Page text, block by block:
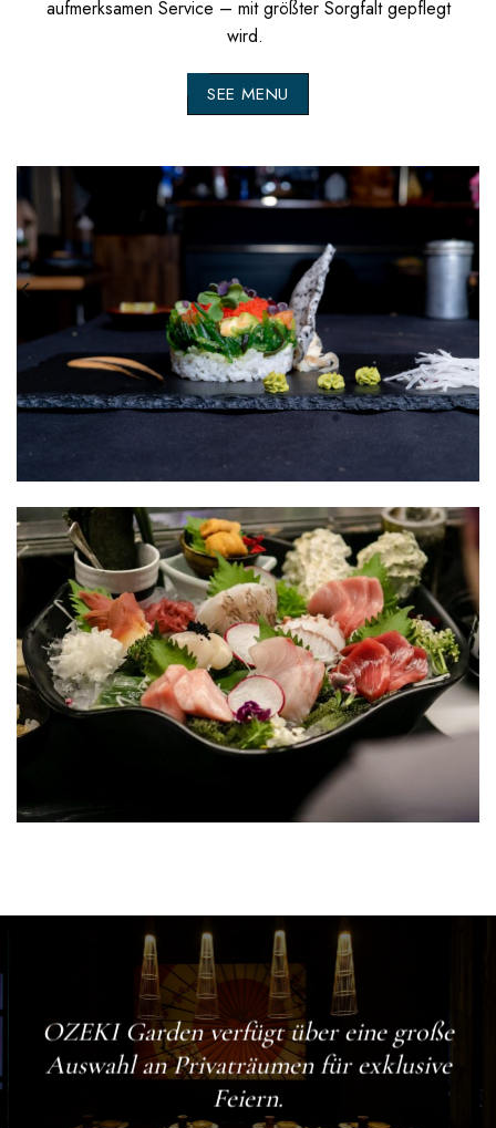
aufmerksamen Service – mit größter Sorgfalt gepflegt
wird.
SEE MENU
OZEKI Gardenverfügt über eine große
Auswahl an Privaträumen für exklusive
Feiern.